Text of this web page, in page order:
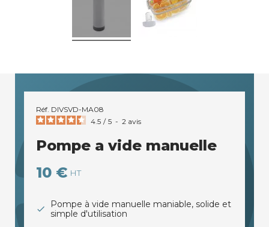
Réf. DIVSVD-MA08
4.5 / 5 - 2 avis
Pompe a vide manuelle
10 € HT
Pompe à vide manuelle maniable, solide et
simple d'utilisation